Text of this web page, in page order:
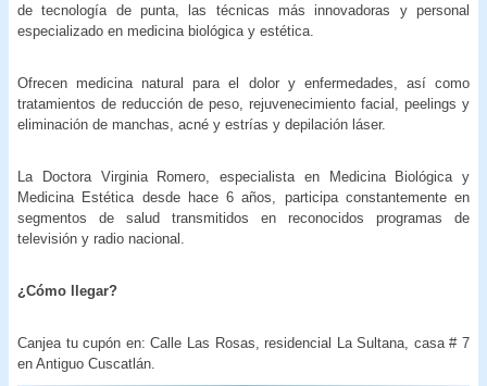
de tecnología de punta, las técnicas más innovadoras y personal
especializado en medicina biológica y estética.
Ofrecen medicina natural para el dolor y enfermedades, así como
tratamientos de reducción de peso, rejuvenecimiento facial, peelings y
eliminación de manchas, acné y estrías y depilación láser.
La Doctora Virginia Romero, especialista en Medicina Biológica y
Medicina Estética desde hace 6 años, participa constantemente en
segmentos de salud transmitidos en reconocidos programas de
televisión y radio nacional.
¿Cómo llegar?
Canjea tu cupón en: Calle Las Rosas, residencial La Sultana, casa # 7
en Antiguo Cuscatlán.